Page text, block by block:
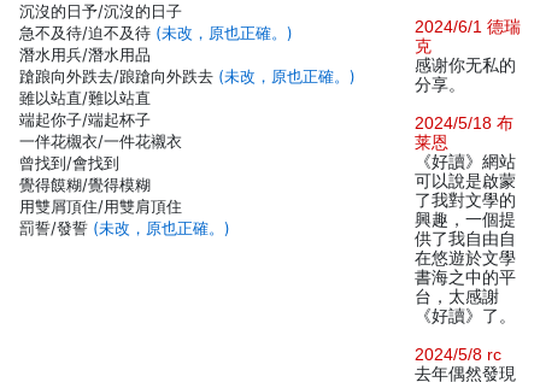
沉沒的日予/沉沒的日子
急不及待/迫不及待 (未改，原也正確。)
潛水用兵/潛水用品
蹌踉向外跌去/踉蹌向外跌去 (未改，原也正確。)
雖以站直/難以站直
端起你子/端起杯子
一伴花櫬衣/一件花襯衣
曾找到/會找到
覺得饃糊/覺得模糊
用雙屑頂住/用雙肩頂住
罰誓/發誓 (未改，原也正確。)
2024/6/1 德瑞
克
感谢你无私的
分享。
2024/5/18 布
莱恩
《好讀》網站
可以說是啟蒙
了我對文學的
興趣，一個提
供了我自由自
在悠遊於文學
書海之中的平
台，太感謝
《好讀》了。
2024/5/8 rc
去年偶然發現